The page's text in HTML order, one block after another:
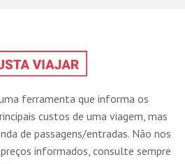
ferramenta que informa os
custos de uma viagem, mas
de passagens/entradas. Não nos
informados, consulte sempre